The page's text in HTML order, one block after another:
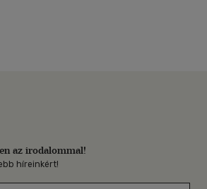
az irodalommal!
híreinkért!